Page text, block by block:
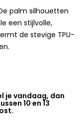
palm silhouetten
een stijlvolle,
de stevige TPU-
je vandaag, dan
10 en 13